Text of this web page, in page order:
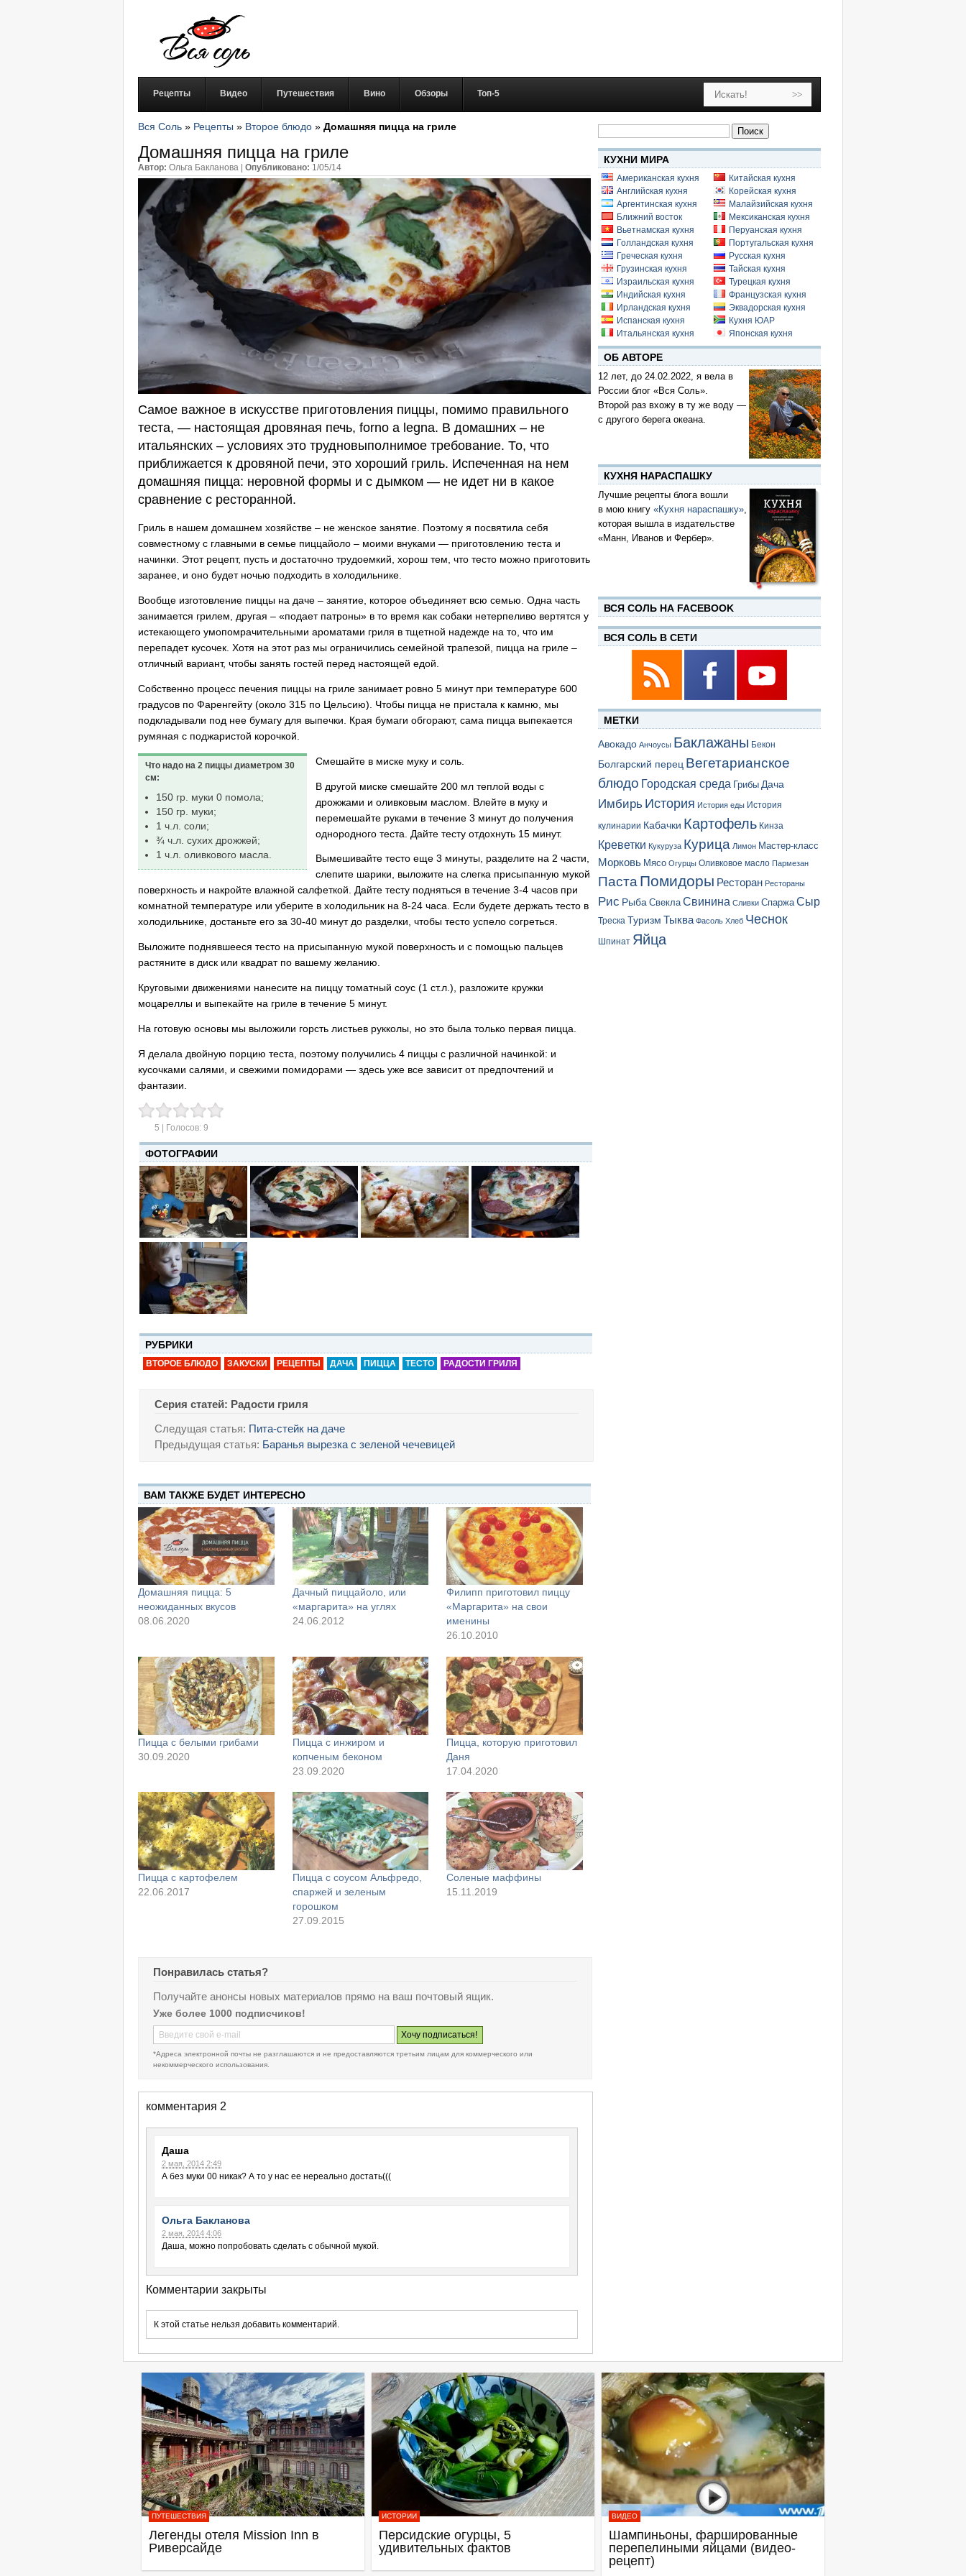
Рецепты Видео Путешествия Вино Обзоры Топ-5
Вся Соль » Рецепты » Второе блюдо » Домашняя пицца на гриле
Домашняя пицца на гриле
Автор: Ольга Бакланова | Опубликовано: 1/05/14
Самое важное в искусстве приготовления пиццы, помимо правильного
теста, — настоящая дровяная печь, forno a legna. В домашних – не
итальянских – условиях это трудновыполнимое требование. То, что
приближается к дровяной печи, это хороший гриль. Испеченная на нем
домашняя пицца: неровной формы и с дымком — не идет ни в какое
сравнение с ресторанной.
Гриль в нашем домашнем хозяйстве – не женское занятие. Поэтому я посвятила себя
совместному с главными в семье пиццайоло – моими внуками — приготовлению теста и
начинки. Этот рецепт, пусть и достаточно трудоемкий, хорош тем, что тесто можно приготовить
заранее, и оно будет ночью подходить в холодильнике.
Вообще изготовление пиццы на даче – занятие, которое объединяет всю семью. Одна часть
занимается грилем, другая – «подает патроны» в то время как собаки нетерпеливо вертятся у
истекающего умопомрачительными ароматами гриля в тщетной надежде на то, что им
перепадет кусочек. Хотя на этот раз мы ограничились семейной трапезой, пицца на гриле –
отличный вариант, чтобы занять гостей перед настоящей едой.
Собственно процесс печения пиццы на гриле занимает ровно 5 минут при температуре 600
градусов по Фаренгейту (около 315 по Цельсию). Чтобы пицца не пристала к камню, мы
подкладывали под нее бумагу для выпечки. Края бумаги обгорают, сама пицца выпекается
румяная с поджаристой корочкой.
Что надо на 2 пиццы диаметром 30
см:
150 гр. муки 0 помола;
150 гр. муки;
1 ч.л. соли;
¾ ч.л. сухих дрожжей;
1 ч.л. оливкового масла.
Смешайте в миске муку и соль.
В другой миске смешайте 200 мл теплой воды с
дрожжами и оливковым маслом. Влейте в муку и
перемешайте руками в течение 3 минут до получения
однородного теста. Дайте тесту отдохнуть 15 минут.
Вымешивайте тесто еще 3 минуты, разделите на 2 части,
слепите шарики, выложите на слегка присыпанную мукой
поверхность и накройте влажной салфеткой. Дайте тесту подняться в течение 3-4 часов при
комнатной температуре или уберите в холодильник на 8-24 часа. Если будете держать тесто в
холодильнике, достаньте его за 30-40 минут до разделки, чтобы тесто успело согреться.
Выложите поднявшееся тесто на присыпанную мукой поверхность и с помощью пальцев
растяните в диск или квадрат по вашему желанию.
Круговыми движениями нанесите на пиццу томатный соус (1 ст.л.), разложите кружки
моцареллы и выпекайте на гриле в течение 5 минут.
На готовую основы мы выложили горсть листьев рукколы, но это была только первая пицца.
Я делала двойную порцию теста, поэтому получились 4 пиццы с различной начинкой: и
кусочками салями, и свежими помидорами — здесь уже все зависит от предпочтений и
фантазии.
5 | Голосов: 9
ФОТОГРАФИИ
РУБРИКИ
ВТОРОЕ БЛЮДО ЗАКУСКИ РЕЦЕПТЫ ДАЧА ПИЦЦА ТЕСТО РАДОСТИ ГРИЛЯ
Серия статей: Радости гриля
Следущая статья: Пита-стейк на даче
Предыдущая статья: Баранья вырезка с зеленой чечевицей
ВАМ ТАКЖЕ БУДЕТ ИНТЕРЕСНО
Домашняя пицца: 5
неожиданных вкусов
08.06.2020
Дачный пиццайоло, или
«маргарита» на углях
24.06.2012
Филипп приготовил пиццу
«Маргарита» на свои
именины
26.10.2010
Пицца с белыми грибами
30.09.2020
Пицца с инжиром и
копченым беконом
23.09.2020
Пицца, которую приготовил
Даня
17.04.2020
Пицца с картофелем
22.06.2017
Пицца с соусом Альфредо,
спаржей и зеленым
горошком
27.09.2015
Соленые маффины
15.11.2019
Понравилась статья?
Получайте анонсы новых материалов прямо на ваш почтовый ящик.
Уже более 1000 подписчиков!
*Адреса электронной почты не разглашаются и не предоставляются третьим лицам для коммерческого или
некоммерческого использования.
комментария 2
Даша
2 мая, 2014 2:49
А без муки 00 никак? А то у нас ее нереально достать(((
Ольга Бакланова
2 мая, 2014 4:06
Даша, можно попробовать сделать с обычной мукой.
Комментарии закрыты
К этой статье нельзя добавить комментарий.
Найти:
КУХНИ МИРА
Американская кухня
Английская кухня
Аргентинская кухня
Ближний восток
Вьетнамская кухня
Голландская кухня
Греческая кухня
Грузинская кухня
Израильская кухня
Индийская кухня
Ирландская кухня
Испанская кухня
Итальянская кухня
Китайская кухня
Корейская кухня
Малайзийская кухня
Мексиканская кухня
Перуанская кухня
Португальская кухня
Русская кухня
Тайская кухня
Турецкая кухня
Французская кухня
Эквадорская кухня
Кухня ЮАР
Японская кухня
ОБ АВТОРЕ
12 лет, до 24.02.2022, я вела в
России блог «Вся Соль».
Второй раз вхожу в ту же воду —
с другого берега океана.
КУХНЯ НАРАСПАШКУ
Лучшие рецепты блога вошли
в мою книгу «Кухня нараспашку»,
которая вышла в издательстве
«Манн, Иванов и Фербер».
ВСЯ СОЛЬ НА FACEBOOK
ВСЯ СОЛЬ В СЕТИ
МЕТКИ
Авокадо Анчоусы Баклажаны Бекон
Болгарский перец Вегетарианское
блюдо Городская среда Грибы Дача
Имбирь История История еды История
кулинарии Кабачки Картофель Кинза
Креветки Кукуруза Курица Лимон Мастер-класс
Морковь Мясо Огурцы Оливковое масло Пармезан
ПастаПомидоры Ресторан Рестораны
Рис Рыба Свекла Свинина Сливки Спаржа Сыр
Треска Туризм Тыква Фасоль Хлеб Чеснок
Шпинат Яйца
ПУТЕШЕСТВИЯ
Легенды отеля Mission Inn в
Риверсайде
ИСТОРИИ
Персидские огурцы, 5
удивительных фактов
ВИДЕО
Шампиньоны, фаршированные
перепелиными яйцами (видео-
рецепт)